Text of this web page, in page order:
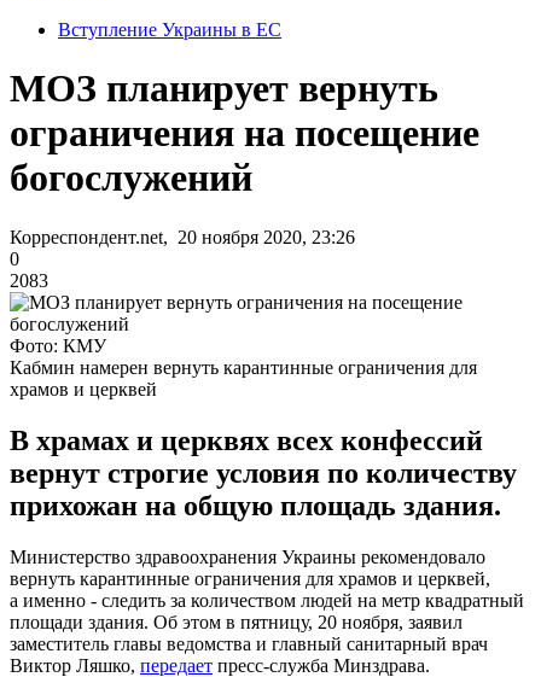
Вступление Украины в ЕС
МОЗ планирует вернуть
ограничения на посещение
богослужений
Корреспондент.net, 20 ноября 2020, 23:26
0
2083
Фото: КМУ
Кабмин намерен вернуть карантинные ограничения для
храмов и церквей
В храмах и церквях всех конфессий
вернут строгие условия по количеству
прихожан на общую площадь здания.
Министерство здравоохранения Украины рекомендовало
вернуть карантинные ограничения для храмов и церквей,
а именно - следить за количеством людей на метр квадратный
площади здания. Об этом в пятницу, 20 ноября, заявил
заместитель главы ведомства и главный санитарный врач
Виктор Ляшко, передает пресс-служба Минздрава.